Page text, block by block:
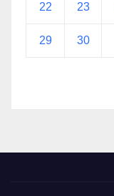
22 23
29 30